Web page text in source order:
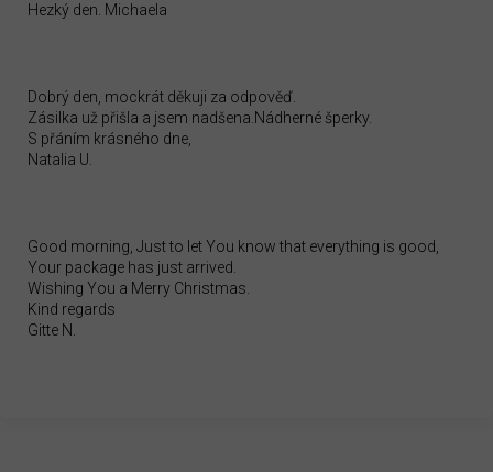
Hezký den. Michaela
Dobrý den, mockrát děkuji za odpověď.
Zásilka už přišla a jsem nadšena.Nádherné šperky.
S přáním krásného dne,
Natalia U.
Good morning, Just to let You know that everything is good,
Your package has just arrived.
Wishing You a Merry Christmas.
Kind regards
Gitte N.